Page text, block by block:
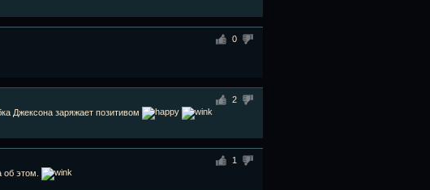
0
2
Джексона заряжает позитивом
1
об этом.